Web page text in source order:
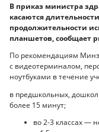
В приказ министра
касаются
продолжительности
планшетов, сообщает
По рекомендациям
с видеотерминалом,
ноутбуками в течение
в предшкольных,
более 15 минут;
во 2-3 классах —